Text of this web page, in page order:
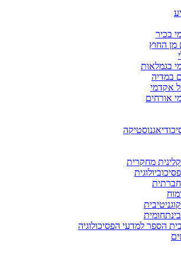
בכיר
מן החוץ
בגמלאות
במדיה
אקדמי
אורחים
מחקרית
הספר למדעי הפסיכולוגיה